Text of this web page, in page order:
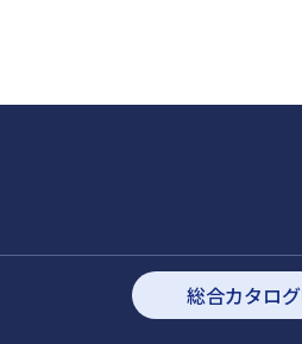
総合カタログ